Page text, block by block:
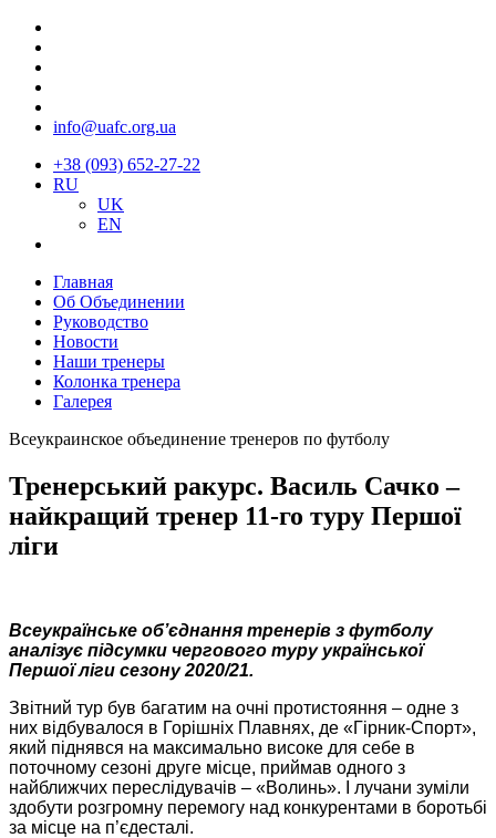
info@uafc.org.ua
+38 (093) 652-27-22
RU
UK
EN
Главная
Об Объединении
Руководство
Новости
Наши тренеры
Колонка тренера
Галерея
Всеукраинское объединение тренеров по футболу
Тренерський ракурс. Василь Сачко –
найкращий тренер 11-го туру Першої
ліги
Всеукраїнське об’єднання тренерів з футболу
аналізує підсумки чергового туру української
Першої ліги сезону 2020/21.
Звітний тур був багатим на очні протистояння – одне з
них відбувалося в Горішніх Плавнях, де «Гірник-Спорт»,
який піднявся на максимально високе для себе в
поточному сезоні друге місце, приймав одного з
найближчих переслідувачів – «Волинь». І лучани зуміли
здобути розгромну перемогу над конкурентами в боротьбі
за місце на п’єдесталі.